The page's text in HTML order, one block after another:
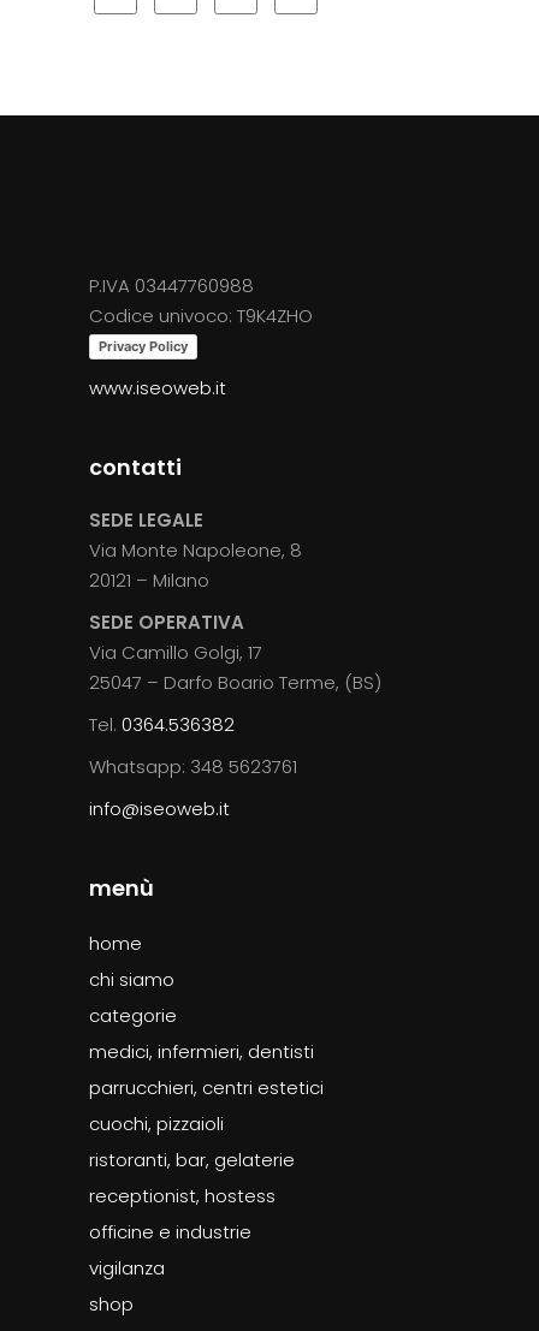
P.IVA 03447760988
Codice univoco: T9K4ZHO
Privacy Policy
www.iseoweb.it
contatti
SEDE LEGALE
Via Monte Napoleone, 8
20121 – Milano
SEDE OPERATIVA
Via Camillo Golgi, 17
25047 – Darfo Boario Terme, (BS)
Tel. 0364.536382
Whatsapp: 348 5623761
info@iseoweb.it
menù
home
chi siamo
categorie
medici, infermieri, dentisti
parrucchieri, centri estetici
cuochi, pizzaioli
ristoranti, bar, gelaterie
receptionist, hostess
officine e industrie
vigilanza
shop